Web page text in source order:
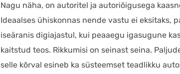
Nagu näha, on autoritel ja autoriõigusega
Ideaalses ühiskonnas nende vastu ei eksitaks,
iseäranis digiajastul, kui peaaegu igasugune
kaitstud teos. Rikkumisi on seinast seina.
selle kõrval esineb ka süsteemset teadlikku